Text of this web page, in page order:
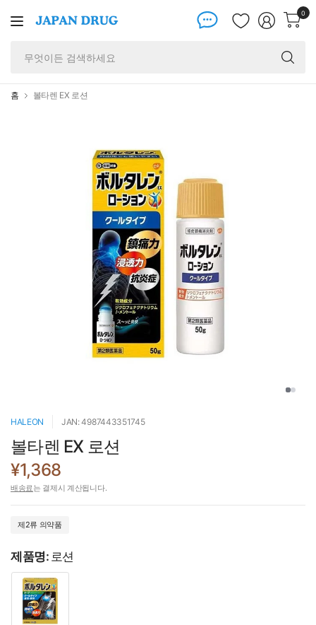
0
홈 볼타렌 EX 로션
HALEON JAN: 4987443351745
볼타렌 EX 로션
¥1,368
배송료는 결제시 계산됩니다.
제2류 의약품
제품명: 로션